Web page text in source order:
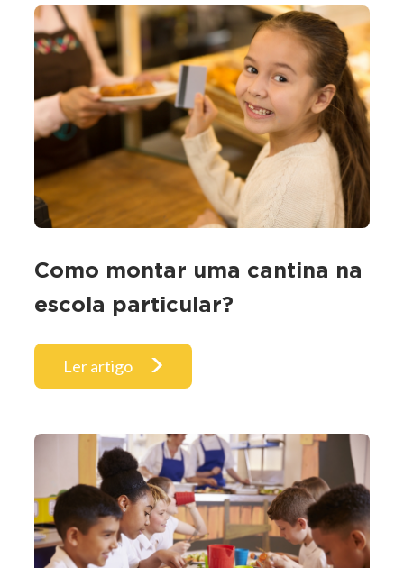
Como montar uma cantina na
escola particular?
Ler artigo